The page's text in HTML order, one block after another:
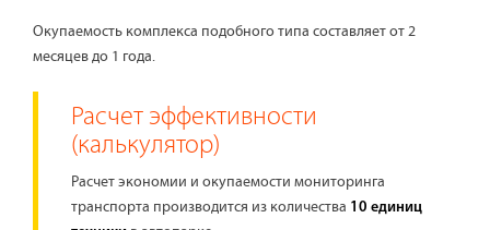
Окупаемость комплекса подобного типа составляет от 2
месяцев до 1 года.
Расчет эффективности
(калькулятор)
Расчет экономии и окупаемости мониторинга
транспорта производится из количества 10 единиц